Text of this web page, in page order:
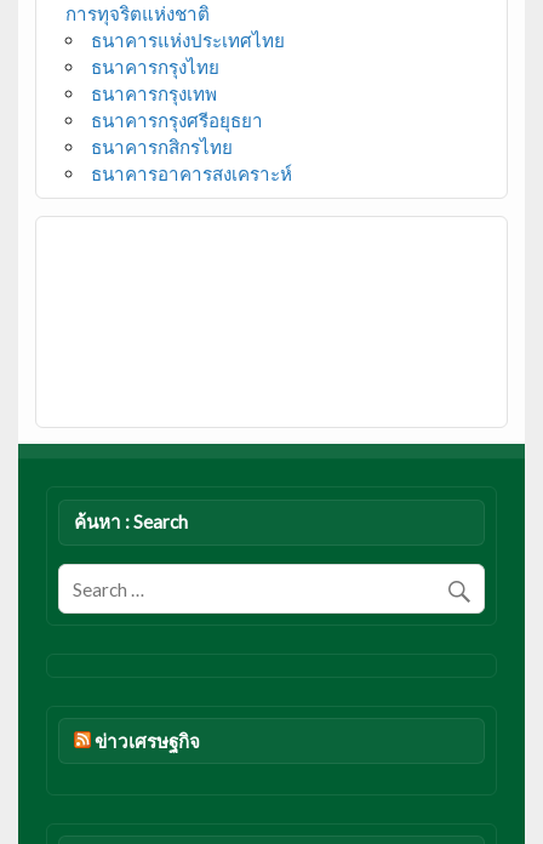
การทุจริตแห่งชาติ
ธนาคารแห่งประเทศไทย
ธนาคารกรุงไทย
ธนาคารกรุงเทพ
ธนาคารกรุงศรีอยุธยา
ธนาคารกสิกรไทย
ธนาคารอาคารสงเคราะห์
ค้นหา : Search
ข่าวเศรษฐกิจ